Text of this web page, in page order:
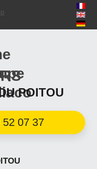
POITOU
52 07 37